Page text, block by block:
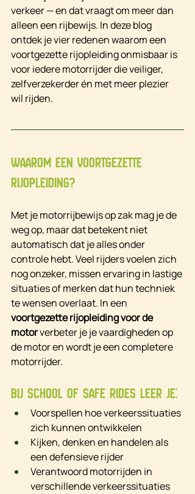
verkeer — en dat vraagt om meer dan
alleen een rijbewijs. In deze blog
ontdek je vier redenen waarom een
voortgezette rijopleiding onmisbaar is
voor iedere motorrijder die veiliger,
zelfverzekerder én met meer plezier
wil rijden.
Waarom een voortgezette
rijopleiding?
Met je motorrijbewijs op zak mag je de
weg op, maar dat betekent niet
automatisch dat je alles onder
controle hebt. Veel rijders voelen zich
nog onzeker, missen ervaring in lastige
situaties of merken dat hun techniek
te wensen overlaat. In een
voortgezette rijopleiding voor de
motor verbeter je je vaardigheden op
de motor en wordt je een completere
motorrijder.
Bij School of Safe Rides leer je:
Voorspellen hoe verkeerssituaties
zich kunnen ontwikkelen
Kijken, denken en handelen als
een defensieve rijder
Verantwoord motorrijden in
verschillende verkeerssituaties